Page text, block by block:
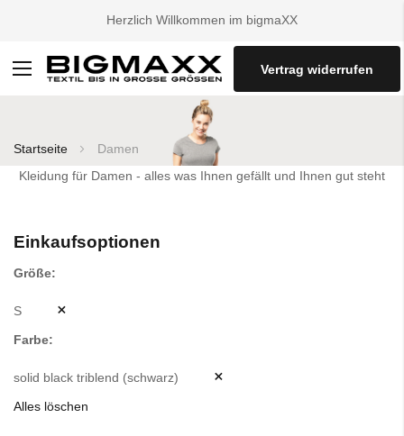
Herzlich Willkommen im bigmaXX
Navigation
Vertrag widerrufen
Startseite
Damen
Kleidung für Damen - alles was Ihnen gefällt und Ihnen gut steht
Einkaufsoptionen
Größe
S
Farbe
solid black triblend (schwarz)
Alles löschen